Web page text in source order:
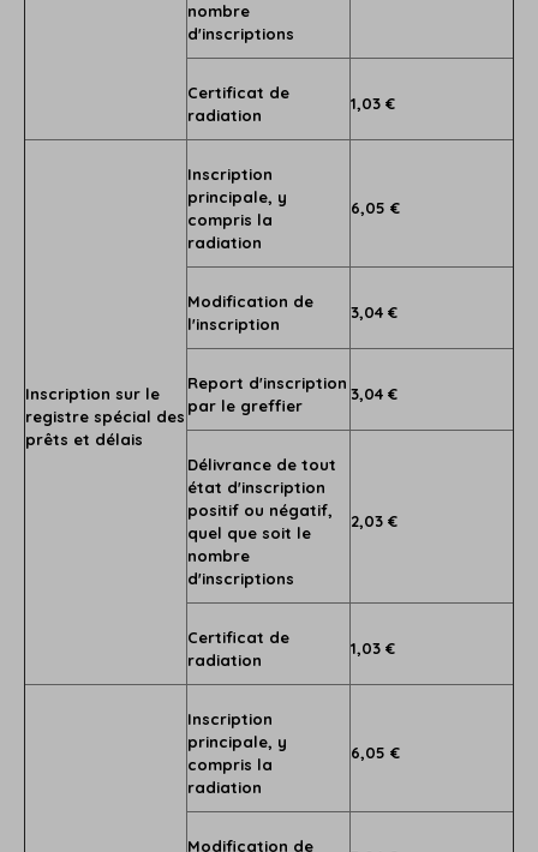
nombre
d'inscriptions
Certificat de
radiation
1,03 €
Inscription sur le
registre spécial des
prêts et délais
Inscription
principale, y
compris la
radiation
6,05 €
Modification de
l'inscription
3,04 €
Report d'inscription
par le greffier
3,04 €
Délivrance de tout
état d'inscription
positif ou négatif,
quel que soit le
nombre
d'inscriptions
2,03 €
Certificat de
radiation
1,03 €
Inscription
principale, y
compris la
radiation
6,05 €
Modification de